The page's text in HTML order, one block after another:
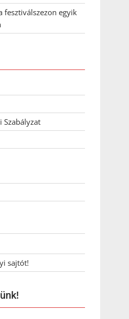
fesztiválszezon egyik
Szabályzat
sajtót!